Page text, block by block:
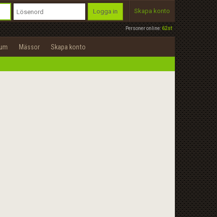
Personer online:62st
Logga in Skapa konto
Mässor Skapa konto